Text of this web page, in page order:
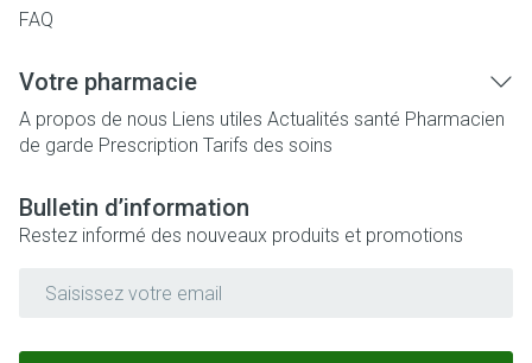
FAQ
Votre pharmacie
A propos de nous Liens utiles Actualités santé Pharmacien
de garde Prescription Tarifs des soins
Bulletin d’information
Restez informé des nouveaux produits et promotions